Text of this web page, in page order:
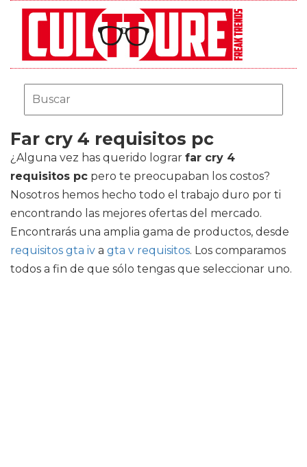
Far cry 4 requisitos pc
¿Alguna vez has querido lograr far cry 4
requisitos pc pero te preocupaban los costos?
Nosotros hemos hecho todo el trabajo duro por ti
encontrando las mejores ofertas del mercado.
Encontrarás una amplia gama de productos, desde
requisitos gta iv a gta v requisitos. Los comparamos
todos a fin de que sólo tengas que seleccionar uno.